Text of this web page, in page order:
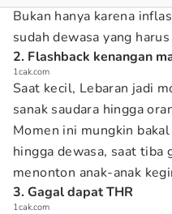
Bukan hanya karena
sudah dewasa yang
2. Flashback kenangan
1cak.com
Saat kecil, Lebaran jadi
sanak saudara hingga
Momen ini mungkin
hingga dewasa, saat tiba
menonton anak-anak
3. Gagal dapat THR
1cak.com